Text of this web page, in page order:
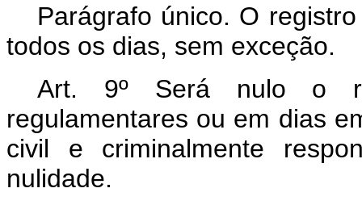
Parágrafo único. O
todos os dias, sem exceção.
Art. 9º Será nulo o
regulamentares ou em dias
civil e criminalmente
nulidade.